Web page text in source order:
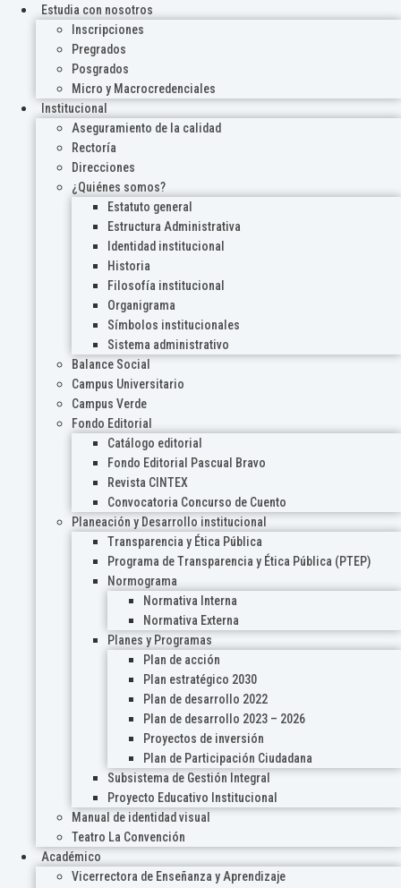
Estudia con nosotros
Inscripciones
Pregrados
Posgrados
Micro y Macrocredenciales
Institucional
Aseguramiento de la calidad
Rectoría
Direcciones
¿Quiénes somos?
Estatuto general
Estructura Administrativa
Identidad institucional
Historia
Filosofía institucional
Organigrama
Símbolos institucionales
Sistema administrativo
Balance Social
Campus Universitario
Campus Verde
Fondo Editorial
Catálogo editorial
Fondo Editorial Pascual Bravo
Revista CINTEX
Convocatoria Concurso de Cuento
Planeación y Desarrollo institucional
Transparencia y Ética Pública
Programa de Transparencia y Ética Pública (PTEP)
Normograma
Normativa Interna
Normativa Externa
Planes y Programas
Plan de acción
Plan estratégico 2030
Plan de desarrollo 2022
Plan de desarrollo 2023 – 2026
Proyectos de inversión
Plan de Participación Ciudadana
Subsistema de Gestión Integral
Proyecto Educativo Institucional
Manual de identidad visual
Teatro La Convención
Académico
Vicerrectora de Enseñanza y Aprendizaje